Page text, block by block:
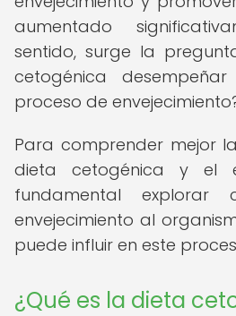
aumentado
sentido, surge la
cetogénica
proceso de
Para comprender mejor
dieta cetogénica y el
fundamental
envejecimiento al
puede influir en este
¿Qué es la dieta